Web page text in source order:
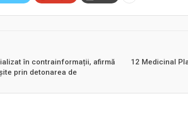
în contrainformații, afirmă
prin detonarea de
12 Medicinal